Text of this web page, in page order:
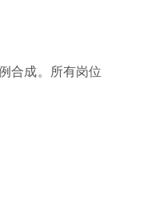
合成。所有岗位